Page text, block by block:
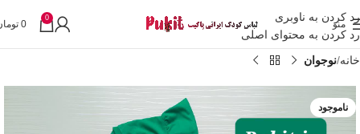
رد کردن به ناوبری
رد کردن به محتوای اصلی
منو
0
0
خانه نوجوان
ناموجود